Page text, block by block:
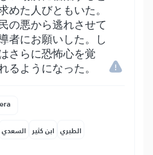
めた人びともいた。
の悪から逃れさせて
者にお願いした。し
さらに恐怖心を覚
るようになった。
السعدي ابن كثير الطبري